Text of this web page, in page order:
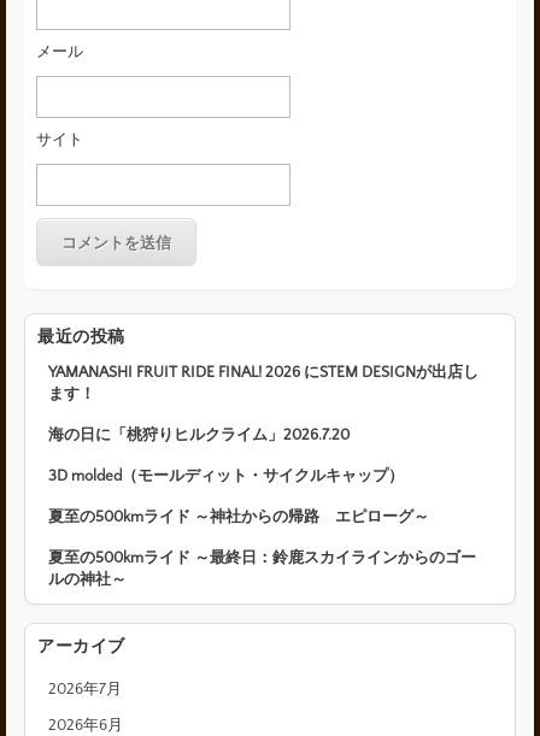
メール
サイト
最近の投稿
YAMANASHI FRUIT RIDE FINAL! 2026 にSTEM DESIGNが出店し
ます！
海の日に「桃狩りヒルクライム」2026.7.20
3D molded（モールディット・サイクルキャップ）
夏至の500kmライド ～神社からの帰路 エピローグ～
夏至の500kmライド ～最終日：鈴鹿スカイラインからのゴー
ルの神社～
アーカイブ
2026年7月
2026年6月